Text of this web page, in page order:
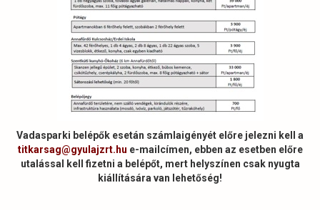
Vadasparki belépők esetán számlaigényét előre jelezni kell a
titkarsag@gyulajzrt.hu e-mailcímen, ebben az esetben előre
utalással kell fizetni a belépőt, mert helyszínen csak nyugta
kiállítására van lehetőség!